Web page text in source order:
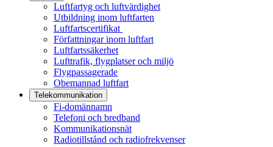
Luftfartyg och luftvärdighet
Utbildning inom luftfarten
Luftfartscertifikat
Författningar inom luftfart
Luftfartssäkerhet
Lufttrafik, flygplatser och miljö
Flygpassagerade
Obemannad luftfart
Telekommunikation
Fi-domännamn
Telefoni och bredband
Kommunikationsnät
Radiotillstånd och radiofrekvenser